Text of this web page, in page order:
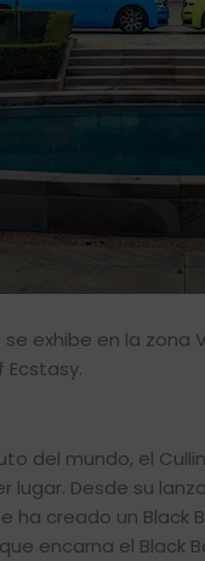
exhibe en la
del mundo, el
lugar. Desde su
ha creado un Black
encarna el Black